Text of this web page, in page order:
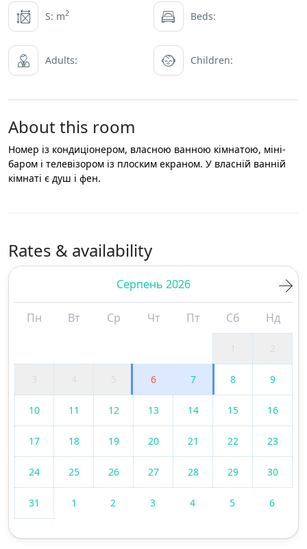
S: m2 Beds:
Adults: Children:
About this room
Номер із кондиціонером, власною ванною кімнатою, міні-
баром і телевізором із плоским екраном. У власній ванній
кімнаті є душ і фен.
Rates & availability
Серпень 2026
Пн Вт Ср Чт Пт Сб Нд
3 4 5 6 7 8 9
10 11 12 13 14 15 16
17 18 19 20 21 22 23
24 25 26 27 28 29 30
31 1 2 3 4 5 6